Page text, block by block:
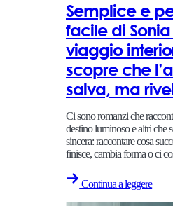
Semplice e
facile di Sonia
viaggio
scopre che
salva, ma
Ci sono romanzi che
destino luminoso e altri che
sincera: raccontare cosa
finisce, cambia forma o ci
Continua a leggere